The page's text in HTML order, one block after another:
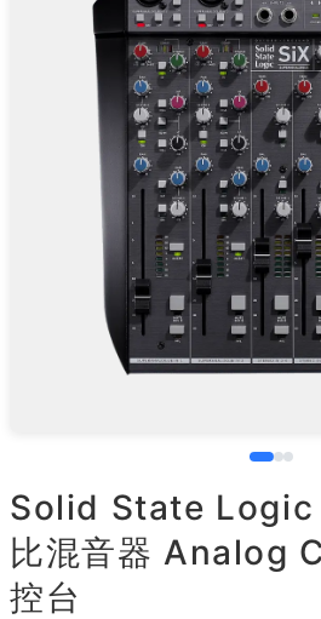
Solid State Logic
比混音器 Analog
控台